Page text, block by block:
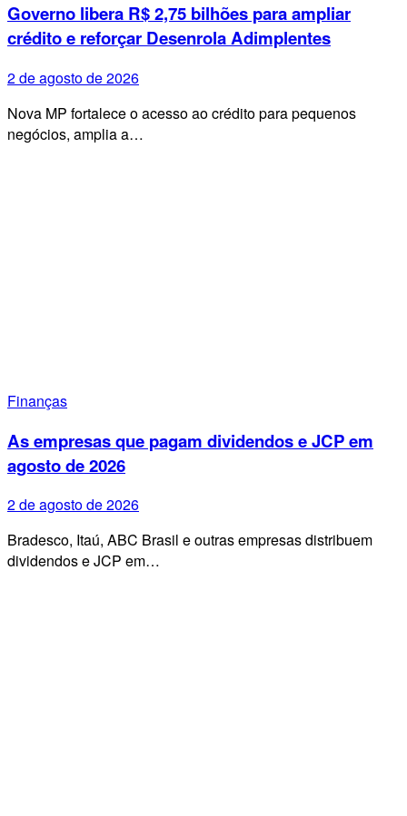
Governo libera R$ 2,75 bilhões para ampliar
crédito e reforçar Desenrola Adimplentes
2 de agosto de 2026
Nova MP fortalece o acesso ao crédito para pequenos
negócios, amplia a…
Finanças
As empresas que pagam dividendos e JCP em
agosto de 2026
2 de agosto de 2026
Bradesco, Itaú, ABC Brasil e outras empresas distribuem
dividendos e JCP em…